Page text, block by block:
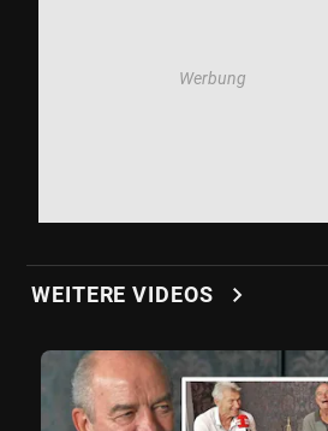
WEITERE VIDEOS chevron_right